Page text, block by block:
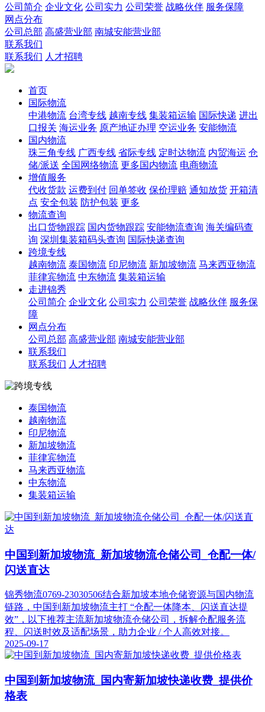
公司简介 企业文化 公司实力 公司荣誉 战略伙伴 服务保障
网点分布
公司总部 高盛营业部 南城安能营业部
联系我们
联系我们 人才招聘
首页
国际物流
中港物流 台湾专线 越南专线 集装箱运输 国际快递 进出
口报关 海运业务 原产地证办理 空运业务 安能物流
国内物流
珠三角专线 广西专线 省际专线 定时达物流 内贸海运 仓
储/派送 全国网络物流 更多国内物流 电商物流
增值服务
代收货款 运费到付 回单签收 保价理赔 通知放货 开箱清
点 安全包装 防护包装 更多
物流查询
出口货物跟踪 国内货物跟踪 安能物流查询 海关编码查
询 深圳集装箱码头查询 国际快递查询
跨境专线
越南物流 泰国物流 印尼物流 新加坡物流 马来西亚物流
菲律宾物流 中东物流 集装箱运输
走进锦秀
公司简介 企业文化 公司实力 公司荣誉 战略伙伴 服务保
障
网点分布
公司总部 高盛营业部 南城安能营业部
联系我们
联系我们 人才招聘
泰国物流
越南物流
印尼物流
新加坡物流
菲律宾物流
马来西亚物流
中东物流
集装箱运输
中国到新加坡物流_新加坡物流仓储公司_仓配一体/
闪送直达
锦秀物流0769-23030506结合新加坡本地仓储资源与国内物流
链路，中国到新加坡物流主打 “仓配一体降本、闪送直达提
效”，以下推荐主流新加坡物流仓储公司，拆解仓配服务流
程、闪送时效及适配场景，助力企业 / 个人高效对接。
2025-09-17
中国到新加坡物流_国内寄新加坡快递收费_提供价
格表